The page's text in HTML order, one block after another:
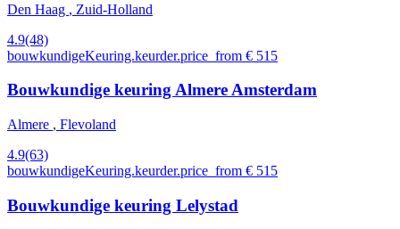
Den Haag , Zuid-Holland
4.9(48)
bouwkundigeKeuring.keurder.price_from € 515
Bouwkundige keuring Almere Amsterdam
Almere , Flevoland
4.9(63)
bouwkundigeKeuring.keurder.price_from € 515
Bouwkundige keuring Lelystad